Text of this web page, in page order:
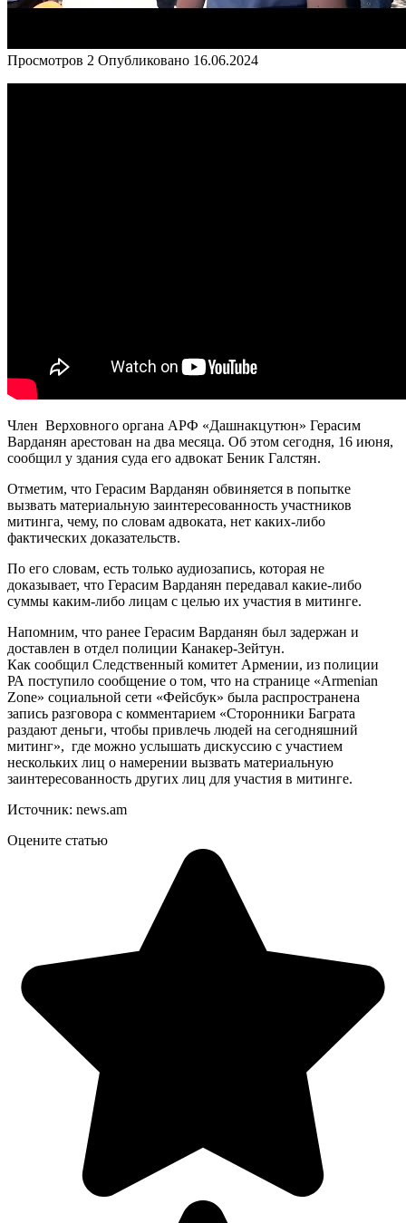
Просмотров 2 Опубликовано 16.06.2024
Член Верховного органа АРФ «Дашнакцутюн» Герасим
Варданян арестован на два месяца. Об этом сегодня, 16 июня,
сообщил у здания суда его адвокат Беник Галстян.
Отметим, что Герасим Варданян обвиняется в попытке
вызвать материальную заинтересованность участников
митинга, чему, по словам адвоката, нет каких-либо
фактических доказательств.
По его словам, есть только аудиозапись, которая не
доказывает, что Герасим Варданян передавал какие-либо
суммы каким-либо лицам с целью их участия в митинге.
Напомним, что ранее Герасим Варданян был задержан и
доставлен в отдел полиции Канакер-Зейтун.
Как сообщил Следственный комитет Армении, из полиции
РА поступило сообщение о том, что на странице «Armenian
Zone» социальной сети «Фейсбук» была распространена
запись разговора с комментарием «Сторонники Баграта
раздают деньги, чтобы привлечь людей на сегодняшний
митинг», где можно услышать дискуссию с участием
нескольких лиц о намерении вызвать материальную
заинтересованность других лиц для участия в митинге.
Источник: news.am
Оцените статью